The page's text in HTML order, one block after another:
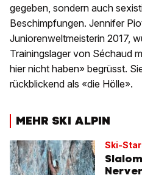
gegeben, sondern auch
Beschimpfungen. Jennifer
Juniorenweltmeisterin 2017,
Trainingslager von Séchaud
hier nicht haben» begrüsst.
rückblickend als «die Hölle».
MEHR SKI ALPIN
Ski-